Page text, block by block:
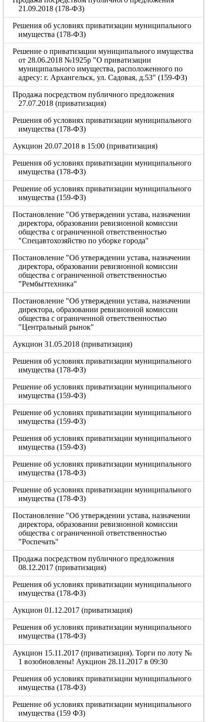
21.09.2018 (178-ФЗ)
Решения об условиях приватизации муниципального
имущества (178-ФЗ)
Решение о приватизации муниципального имущества
от 28.06.2018 №1925р "О приватизации
муниципального имущества, расположенного по
адресу: г. Архангельск, ул. Садовая, д.53" (159-ФЗ)
Продажа посредством публичного предложения
27.07.2018 (приватизация)
Решения об условиях приватизации муниципального
имущества (178-ФЗ)
Аукцион 20.07.2018 в 15:00 (приватизация)
Решения об условиях приватизации муниципального
имущества (178-ФЗ)
Решение об условиях приватизации муниципального
имущества (159-ФЗ)
Постановление "Об утверждении устава, назначении
директора, образовании ревизионной комиссии
общества с ограниченной ответственностью
"Спецавтохозяйство по уборке города"
Постановление "Об утверждении устава, назначении
директора, образовании ревизионной комиссии
общества с ограниченной ответственностью
"Рембыттехника"
Постановление "Об утверждении устава, назначении
директора, образовании ревизионной комиссии
общества с ограниченной ответственностью
"Центральный рынок"
Аукцион 31.05.2018 (приватизация)
Решения об условиях приватизации муниципального
имущества (178-ФЗ)
Решение об условиях приватизации муниципального
имущества (159-ФЗ)
Решение об условиях приватизации муниципального
имущества (159-ФЗ)
Решения об условиях приватизации муниципального
имущества (159-ФЗ)
Решение об условиях приватизации муниципального
имущества (178-ФЗ)
Решение об условиях приватизации муниципального
имущества (178-ФЗ)
Постановление "Об утверждении устава, назначении
директора, образовании ревизионной комиссии
общества с ограниченной ответственностью
"Роспечать"
Продажа посредством публичного предложения
08.12.2017 (приватизация)
Решения об условиях приватизации муниципального
имущества (178-ФЗ)
Аукцион 01.12.2017 (приватизация)
Решения об условиях приватизации муниципального
имущества (178-ФЗ)
Аукцион 15.11.2017 (приватизация). Торги по лоту №
1 возобновлены! Аукцион 28.11.2017 в 09:30
Решения об условиях приватизации муниципального
имущества (178-ФЗ)
Решение об условиях приватизации муниципального
имущества (159 ФЗ)